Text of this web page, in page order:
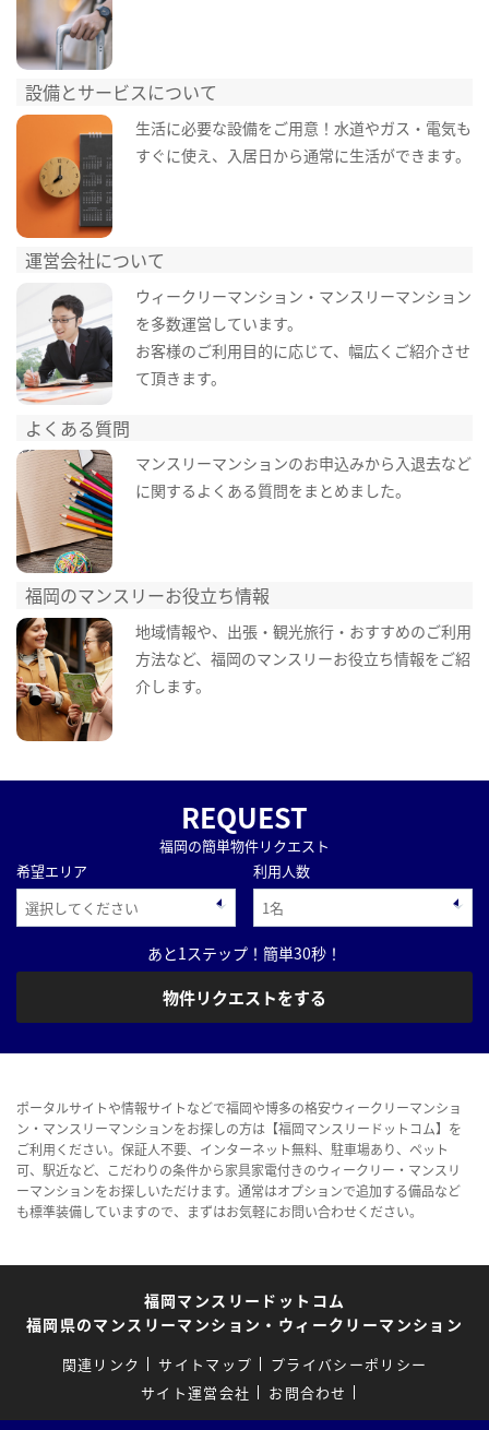
設備とサービスについて
生活に必要な設備をご用意！水道やガス・電気も
すぐに使え、入居日から通常に生活ができます。
運営会社について
ウィークリーマンション・マンスリーマンション
を多数運営しています。
お客様のご利用目的に応じて、幅広くご紹介させ
て頂きます。
よくある質問
マンスリーマンションのお申込みから入退去など
に関するよくある質問をまとめました。
福岡のマンスリーお役立ち情報
地域情報や、出張・観光旅行・おすすめのご利用
方法など、福岡のマンスリーお役立ち情報をご紹
介します。
REQUEST
福岡の簡単物件リクエスト
希望エリア
利用人数
あと1ステップ！簡単30秒！
物件リクエストをする
ポータルサイトや情報サイトなどで福岡や博多の格安ウィークリーマンショ
ン・マンスリーマンションをお探しの方は【福岡マンスリードットコム】を
ご利用ください。保証人不要、インターネット無料、駐車場あり、ペット
可、駅近など、こだわりの条件から家具家電付きのウィークリー・マンスリ
ーマンションをお探しいただけます。通常はオプションで追加する備品など
も標準装備していますので、まずはお気軽にお問い合わせください。
福岡マンスリードットコム
福岡県のマンスリーマンション・ウィークリーマンション
関連リンク サイトマップ
プライバシーポリシー
サイト運営会社
お問合わせ